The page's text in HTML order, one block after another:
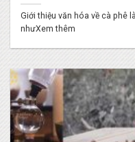
Giới thiệu văn hóa về cà phê
nhưXem thêm